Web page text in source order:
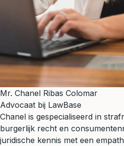
Mr. Chanel Ribas Colomar
Advocaat bij LawBase
Chanel is gespecialiseerd in
burgerlijk recht en
juridische kennis met een